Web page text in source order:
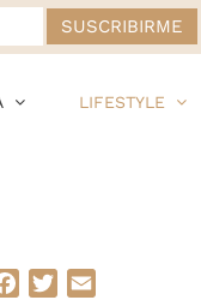
LIFESTYLE
Facebook
Twitter